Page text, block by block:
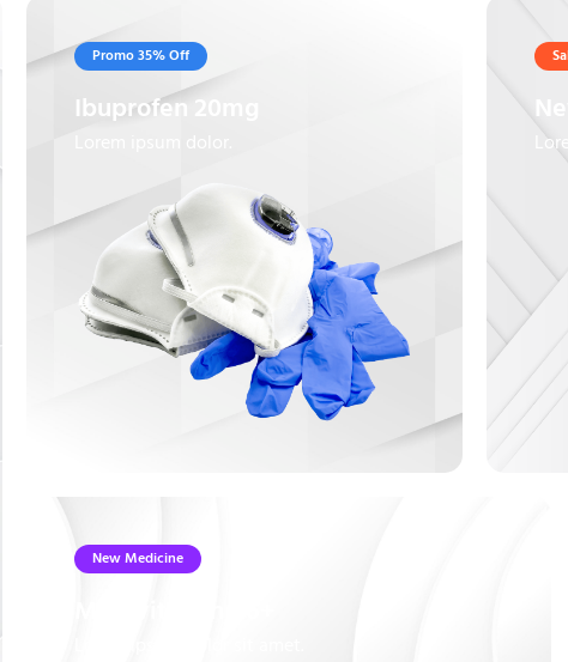
Promo 35% Off
Ibuprofen 20mg
New Medicine